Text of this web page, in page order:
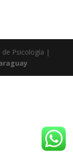
de Psicología |